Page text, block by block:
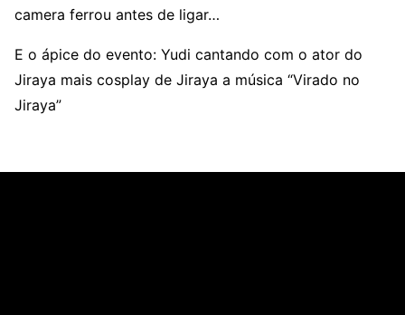
camera ferrou antes de ligar…
E o ápice do evento: Yudi cantando com o ator do
Jiraya mais cosplay de Jiraya a música “Virado no
Jiraya”